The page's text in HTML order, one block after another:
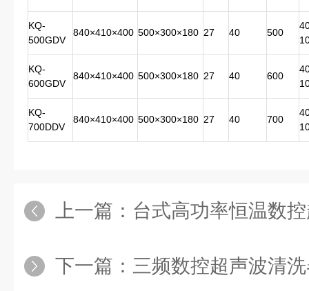
KQ-
500GDV
840×410×400 500×300×180 27 40 500
KQ-
600GDV
840×410×400 500×300×180 27 40 600
KQ-
700DDV
840×410×400 500×300×180 27 40 700
上一篇： 台式高功率恒温数
下一篇： 三频数控超声波清